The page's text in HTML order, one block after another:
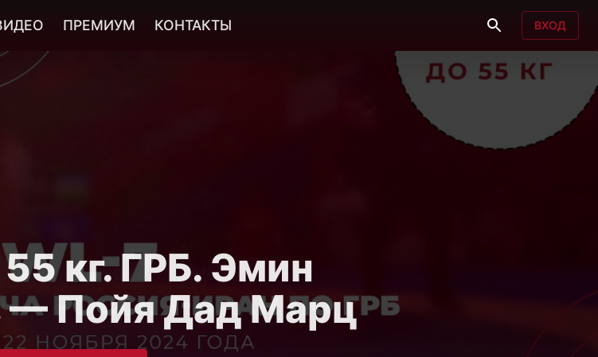
кг. ГРБ. Эмин
Пойя Дад Марц
ПРЕМИУМ КОНТАКТЫ ВХОД